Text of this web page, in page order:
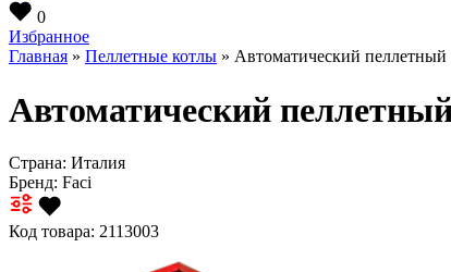
0
Избранное
Главная » Пеллетные котлы » Автоматический пеллетный
Автоматический
Страна: Италия
Бренд: Faci
Код товара: 2113003